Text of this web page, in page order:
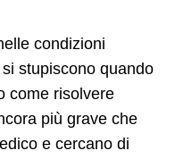
condizioni
stupiscono quando
come risolvere
più grave che
e cercano di